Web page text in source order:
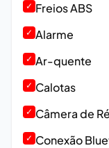
✓ Freios ABS
✓ Alarme
✓ Ar-quente
✓ Calotas
✓ Câmera de Ré
✓ Conexão